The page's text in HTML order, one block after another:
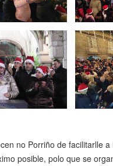
no Porriño de facilitarlle a
posible, polo que se